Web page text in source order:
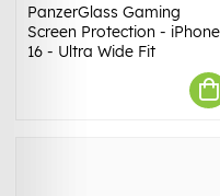
PanzerGlass Gaming
Screen Protection - iPhone
16 - Ultra Wide Fit